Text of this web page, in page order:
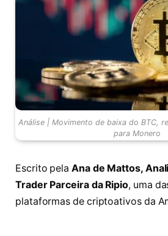
Análise | Movimento de baixa do BTC,
para Monero
Escrito pela Ana de Mattos,
Trader Parceira da Ripio, uma
plataformas de criptoativos da